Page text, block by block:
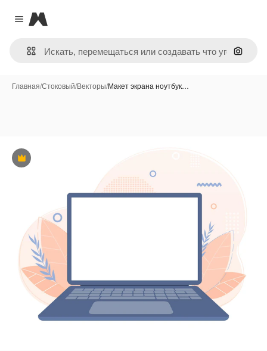
Close menu
Magnific
Поиск
Главная/Стоковый/Векторы/Макет экрана ноутбук…
Премиум